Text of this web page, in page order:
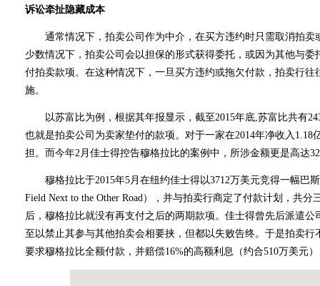
诉讼牵扯隐藏成本
通常情况下，拍卖公司作为中介，在买方违约时只需取消拍卖
少数情况下，拍卖公司会以担保的形式获得委托，或因为其他与
付拍卖款项。在这种情况下，一旦买方违约或拖欠付款，拍卖行
施。
以苏富比为例，根据其年报显示，截至2015年底,苏富比共有
也就是拍卖公司为卖家垫付的款项。对于一家在2014年净收入
担。而今年2月佳士得控告穆格拉比的案例中，所涉金额更是高达
穆格拉比于2015年5月在纽约佳士得以3712万美元竞得一幅巴
Field Next to the Other Road），并与拍卖行商定了付款计划，共
后，穆格拉比就没有再支付之后的两期款项。佳士得曾先后派遣
至以禁止其参与其他拍卖会相要挟，但都以失败告终。于是拍卖
要求穆格拉比全额付款，并赔偿16%的高额利息（约合510万美元